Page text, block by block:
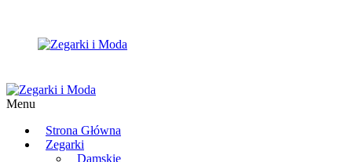
Menu
Strona Główna
Zegarki
Damskie